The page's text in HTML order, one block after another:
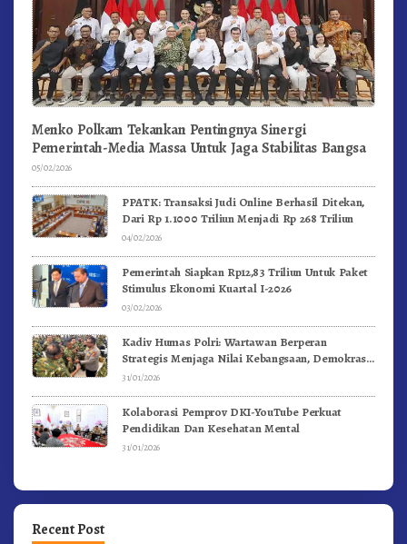
Menko Polkam Tekankan Pentingnya Sinergi
Pemerintah-Media Massa Untuk Jaga Stabilitas Bangsa
05/02/2026
PPATK: Transaksi Judi Online Berhasil Ditekan,
Dari Rp 1.1000 Triliun Menjadi Rp 268 Triliun
04/02/2026
Pemerintah Siapkan Rp12,83 Triliun Untuk Paket
Stimulus Ekonomi Kuartal I-2026
03/02/2026
Kadiv Humas Polri: Wartawan Berperan
Strategis Menjaga Nilai Kebangsaan, Demokrasi,
dan NKRI
31/01/2026
Kolaborasi Pemprov DKI-YouTube Perkuat
Pendidikan Dan Kesehatan Mental
31/01/2026
Recent Post